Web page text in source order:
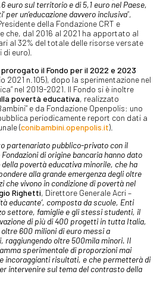
euro sul territorio e di 5,1 euro nel Paese,
per un’educazione davvero inclusiva”,
della Fondazione CRT e
che, dal 2016 al 2021 ha apportato al
al 32% del totale delle risorse versate
euro).
prorogato il Fondo per il 2022 e 2023
2021 n.105), dopo la sperimentazione nel
nel 2019-2021. Il Fondo si è inoltre
povertà educativa, realizzato
e da Fondazione Openpolis: uno
periodicamente report con dati a
(conibambini.openpolis.it).
partenariato pubblico-privato con il
di origine bancaria hanno dato
povertà educativa minorile, che ha
alla grande emergenza degli oltre
che vivono in condizione di povertà nel
Righetti, Direttore Generale Acri –
educante’, composta da scuole, Enti
settore, famiglie e gli stessi studenti, il
di più di 400 progetti in tutta Italia,
600 milioni di euro messi a
raggiungendo oltre 500mila minori. Il
sperimentale di proporzioni mai
incoraggianti risultati, e che permetterà di
intervenire sul tema del contrasto della